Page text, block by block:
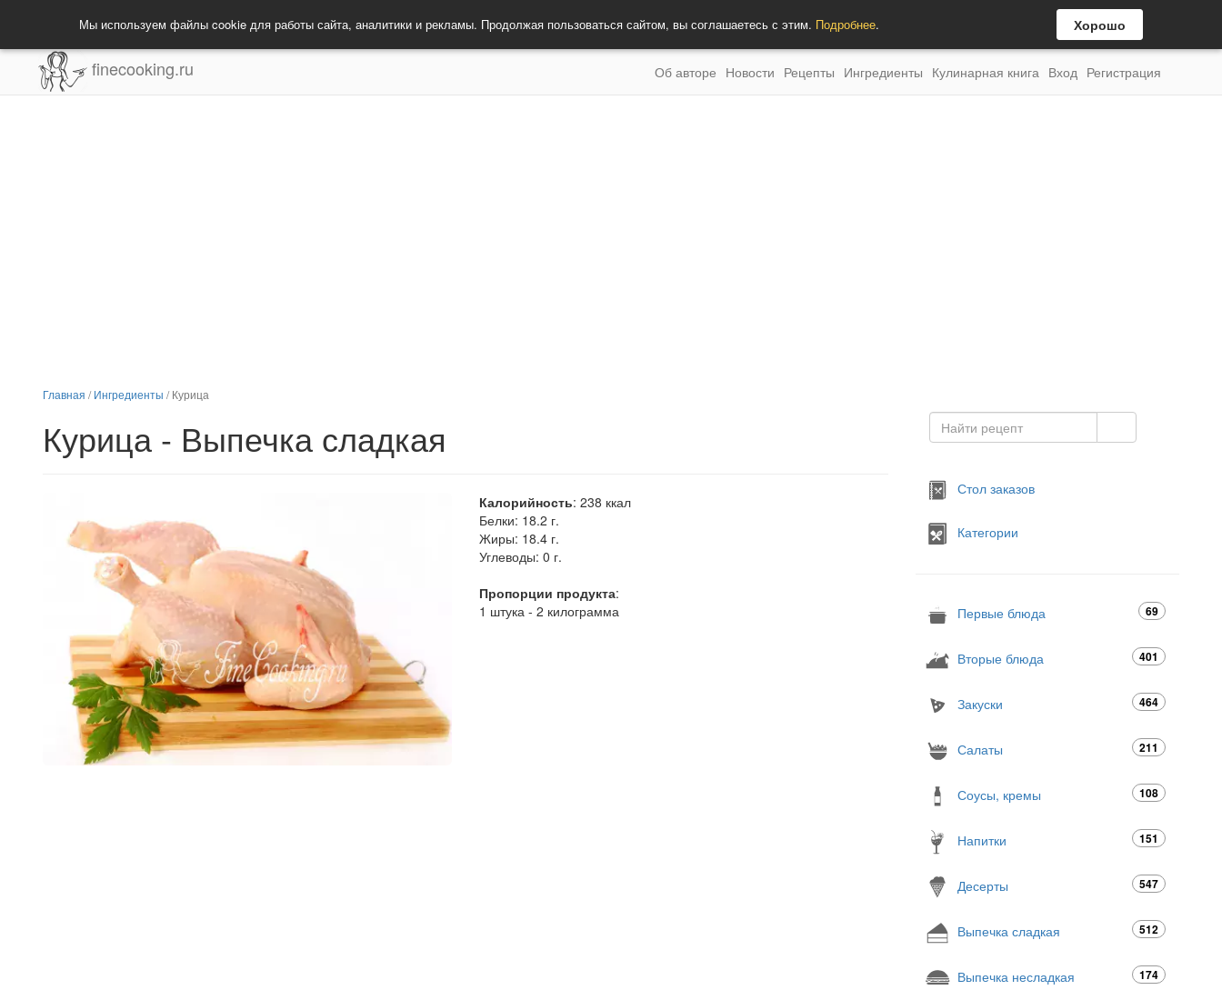
Мы используем файлы cookie для работы сайта, аналитики и рекламы. Продолжая пользоваться сайтом, вы соглашаетесь с этим. Подробнее. Хорошо
finecooking.ru Об авторе Новости Рецепты Ингредиенты Кулинарная книга Вход Регистрация
Главная /Ингредиенты /Курица
Курица - Выпечка сладкая
Калорийность: 238 ккал
Белки: 18.2 г.
Жиры: 18.4 г.
Углеводы: 0 г.
Пропорции продукта:
1 штука - 2 килограмма
Стол заказов
Категории
Первые блюда 69
Вторые блюда 401
Закуски 464
Салаты 211
Соусы, кремы 108
Напитки 151
Десерты 547
Выпечка сладкая 512
Выпечка несладкая 174